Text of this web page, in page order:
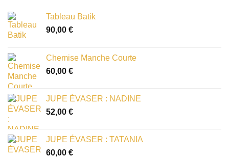
Tableau Batik
90,00 €
Chemise Manche Courte
60,00 €
JUPE ÉVASER : NADINE
52,00 €
JUPE ÉVASER : TATANIA
60,00 €